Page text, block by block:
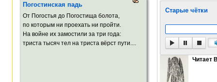
Погостинская падь
От Погостья до Погостища болота,
по которым ни проехать ни пройти.
На войне их замостили за три года:
триста тысяч тел на триста вёрст пути....
Старые чётки
Читает